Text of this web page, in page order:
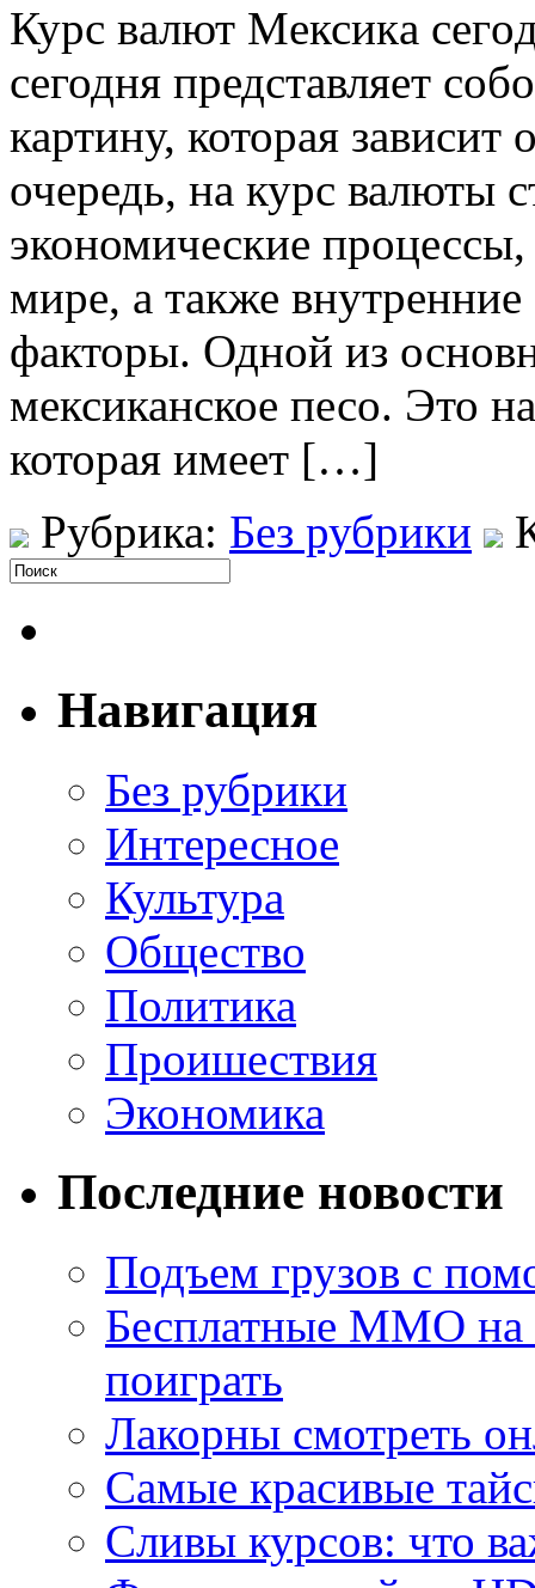
Курс вaлют Мeксикa
сегодня представляет
картину, которая
очередь, на курс валюты
экономические
мире, а также
факторы. Одной из
мексиканское песо. Это
которая имеет […]
Рубрика: Без рубрики
Навигация
Без рубрики
Интересное
Культура
Общество
Политика
Проишествия
Экономика
Последние новости
Подъем грузов с
Бесплатные MMO
поиграть
Лакорны смотреть
Самые красивые
Сливы курсов: что